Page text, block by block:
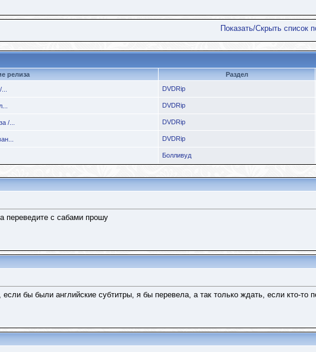
Показать/Скрыть список
релиза Раздел
DVDRip
DVDRip
/... DVDRip
DVDRip
Болливуд
переведите с сабами прошу
, если бы были английские субтитры, я бы перевела, а так только ждать, если кто-то